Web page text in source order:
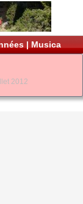
| Musica
2012